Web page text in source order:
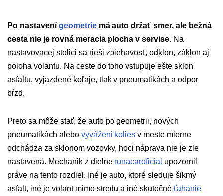
Po nastavení geometrie má auto držať smer, ale bežná
cesta nie je rovná meracia plocha v servise. Na
nastavovacej stolici sa rieši zbiehavosť, odklon, záklon aj
poloha volantu. Na ceste do toho vstupuje ešte sklon
asfaltu, vyjazdené koľaje, tlak v pneumatikách a odpor
bŕzd.
Preto sa môže stať, že auto po geometrii, nových
pneumatikách alebo vyvážení kolies v meste mierne
odchádza za sklonom vozovky, hoci náprava nie je zle
nastavená. Mechanik z dielne runacaroficial upozornil
práve na tento rozdiel. Iné je auto, ktoré sleduje šikmý
asfalt, iné je volant mimo stredu a iné skutočné ťahanie